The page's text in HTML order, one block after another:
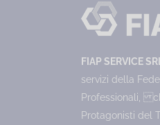
FIAP SERVICE
servizi della
Professionali,
Protagonisti del